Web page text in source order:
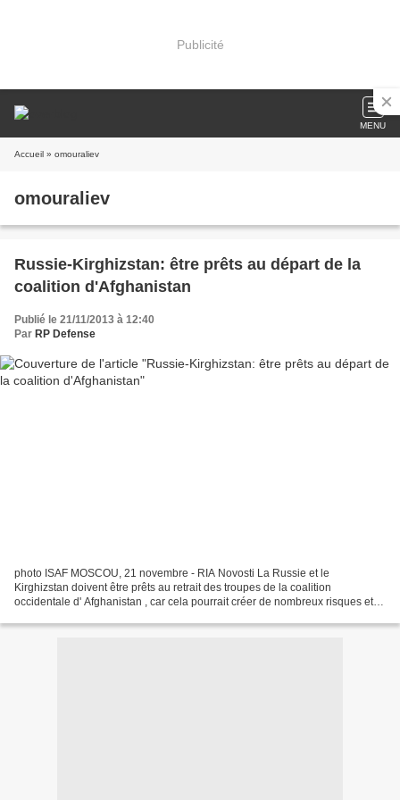
Publicité
MENU
Accueil » omouraliev
omouraliev
Russie-Kirghizstan: être prêts au départ de la
coalition d'Afghanistan
Publié le 21/11/2013 à 12:40
Par RP Defense
photo ISAF MOSCOU, 21 novembre - RIA Novosti La Russie et le
Kirghizstan doivent être prêts au retrait des troupes de la coalition
occidentale d' Afghanistan , car cela pourrait créer de nombreux risques et